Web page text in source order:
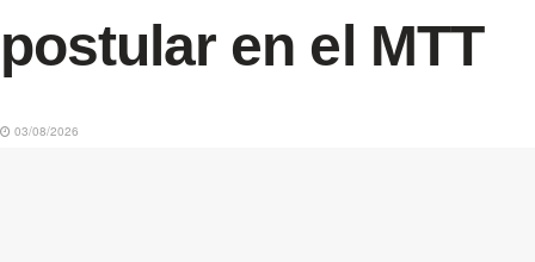
postular en el MTT
03/08/2026